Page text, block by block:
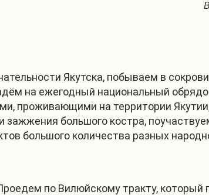
Якутска, побываем в
на ежегодный национальный
проживающими на территории
большого костра,
большого количества разных
по Вилюйскому тракту,